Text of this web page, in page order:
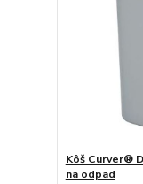
Kôš Curver®
na odpad